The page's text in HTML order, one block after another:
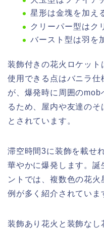
星形は金塊を加え
クリーパー型はク
バースト型は羽を
装飾付きの花火ロケット
使用できる点はバニラ仕
が、爆発時に周囲のmob
るため、屋内や友達の
とされています。
滞空時間3に装飾を載せ
華やかに爆発します。誕
ントでは、複数色の花
例が多く紹介されていま
装飾あり花火と装飾なし